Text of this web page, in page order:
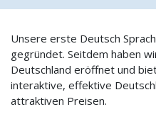
Unsere erste Deutsch
gegründet. Seitdem haben
Deutschland eröffnet und
interaktive, effektive
attraktiven Preisen.